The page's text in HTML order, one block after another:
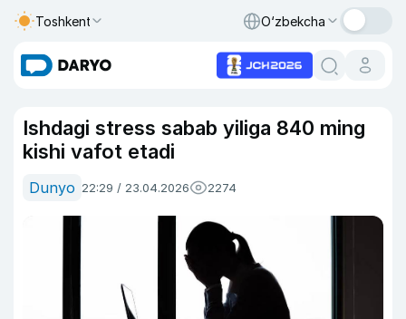
Toshkent O‘zbekcha
Ishdagi stress sabab yiliga 840 ming
kishi vafot etadi
Dunyo 22:29 / 23.04.2026 2274